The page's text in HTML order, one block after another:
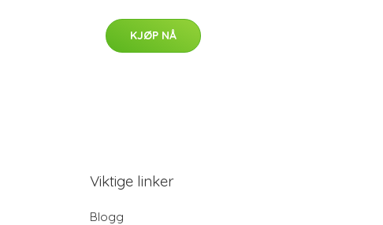
KJØP NÅ
Viktige linker
Blogg